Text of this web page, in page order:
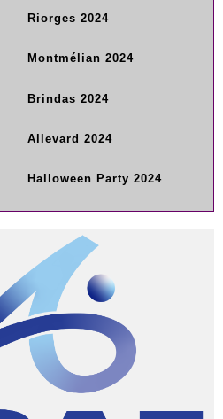
Riorges 2024
Montmélian 2024
Brindas 2024
Allevard 2024
Halloween Party 2024